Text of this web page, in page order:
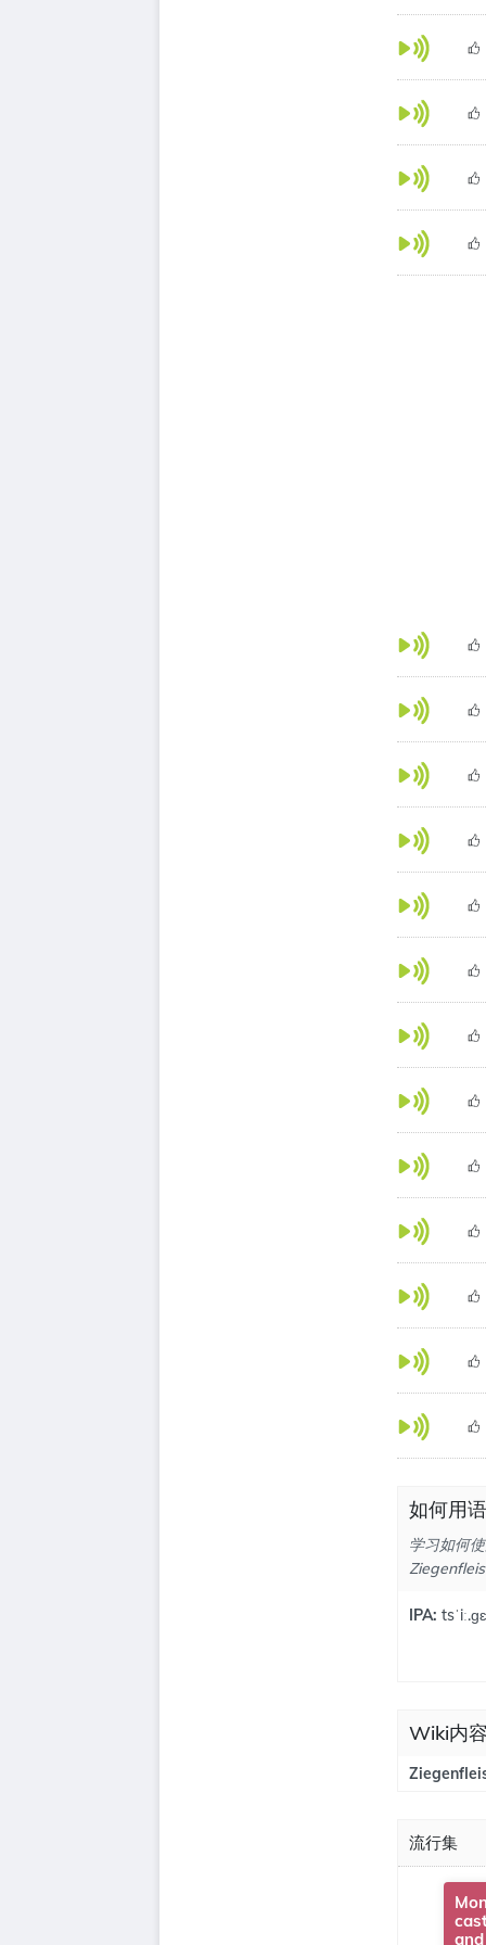
如何用
学习如何
IPA:
Wiki内
流行集